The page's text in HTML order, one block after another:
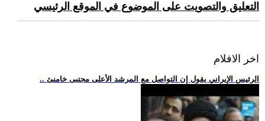
التعليق والتصويت على الموضوع في الموقع الرئيسي
اخر الافلام
.. الرئيس الإيراني يقول إن التواصل مع المرشد الأعلى مجتبى خامنئ